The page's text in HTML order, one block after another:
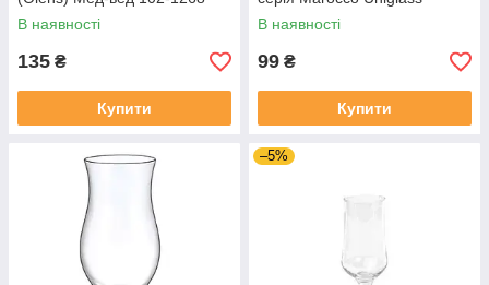
В наявності
135 ₴
Купити
В наявності
99 ₴
Купити
–5%